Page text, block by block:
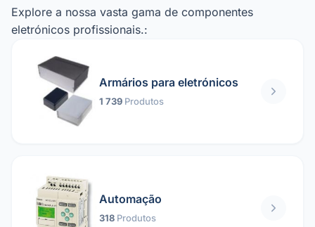
Explore a nossa vasta gama de componentes
eletrónicos profissionais.:
Armários para eletrónicos
1 739 Produtos
Automação
318 Produtos